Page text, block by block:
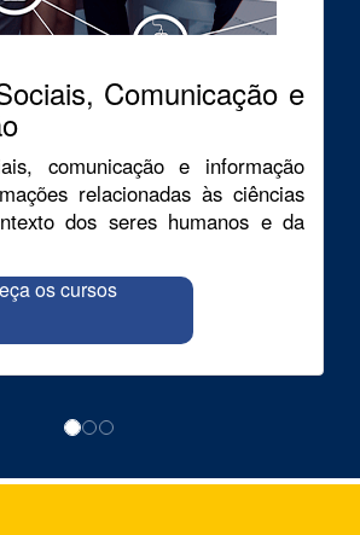
Comunicação e
comunicação e informação
relacionadas às ciências
dos seres humanos e da
os cursos